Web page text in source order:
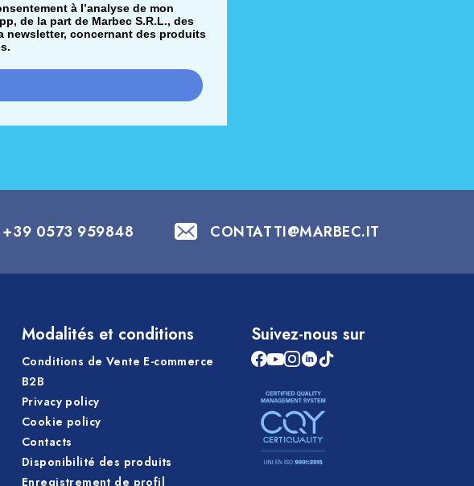
à l’analyse de mon
de la part de Marbec S.R.L., des
newsletter, concernant des produits
+39 0573 959848 CONTATTI@MARBEC.IT
Modalités et conditions
Conditions de Vente E-commerce
B2B
Privacy policy
Cookie policy
Contacts
Disponibilité des produits
Enregistrement de profil
Suivez-nous sur